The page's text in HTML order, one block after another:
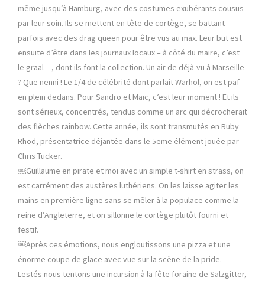
même jusqu’à Hamburg, avec des costumes exubérants cousus
par leur soin. Ils se mettent en tête de cortège, se battant
parfois avec des drag queen pour être vus au max. Leur but est
ensuite d’être dans les journaux locaux – à côté du maire, c’est
le graal – , dont ils font la collection. Un air de déjà-vu à Marseille
? Que nenni ! Le 1/4 de célébrité dont parlait Warhol, on est paf
en plein dedans. Pour Sandro et Maic, c’est leur moment ! Et ils
sont sérieux, concentrés, tendus comme un arc qui décrocherait
des flèches rainbow. Cette année, ils sont transmutés en Ruby
Rhod, présentatrice déjantée dans le 5eme élément jouée par
Chris Tucker.
￼Guillaume en pirate et moi avec un simple t-shirt en strass, on
est carrément des austères luthériens. On les laisse agiter les
mains en première ligne sans se mêler à la populace comme la
reine d’Angleterre, et on sillonne le cortège plutôt fourni et
festif.
￼Après ces émotions, nous engloutissons une pizza et une
énorme coupe de glace avec vue sur la scène de la pride.
Lestés nous tentons une incursion à la fête foraine de Salzgitter,